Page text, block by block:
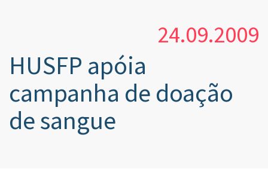
24.09.2009
HUSFP apóia
campanha de doação
de sangue